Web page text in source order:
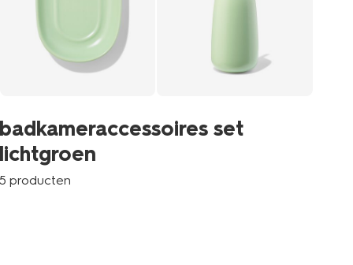
set
producten